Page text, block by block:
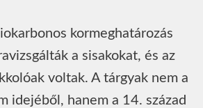
kormeghatározás
a sisakokat, és az
voltak. A tárgyak nem a
idejéből, hanem a 14. század